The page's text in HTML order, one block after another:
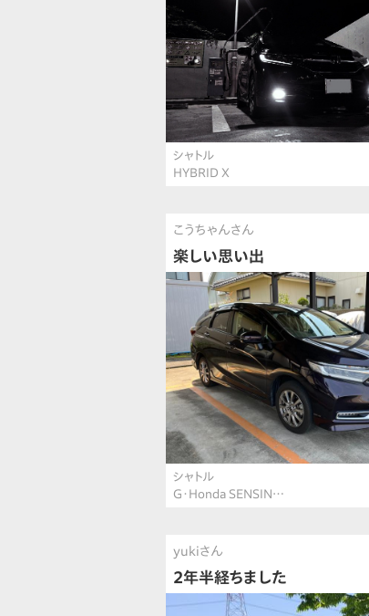
シャトル
HYBRID X
こうちゃんさん
楽しい思い出
シャトル
G・Honda SENSIN…
yukiさん
2年半経ちました